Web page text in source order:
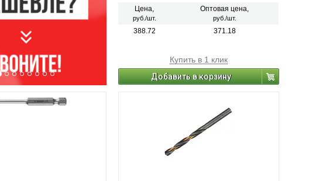
сверления.
Цена,
руб./шт.
Оптовая цена,
руб./шт.
388.72 371.18
Купить в 1 клик
Добавить в корзину